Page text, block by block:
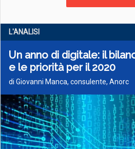
L'ANALISI
Un anno di digitale: il
e le priorità per il 2020
di Giovanni Manca, consulente, Anorc